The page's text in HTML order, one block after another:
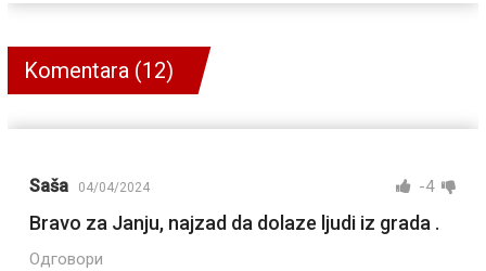
Komentara (12)
Saša 04/04/2024 -4
Bravo za Janju, najzad da dolaze ljudi iz grada .
Одговори